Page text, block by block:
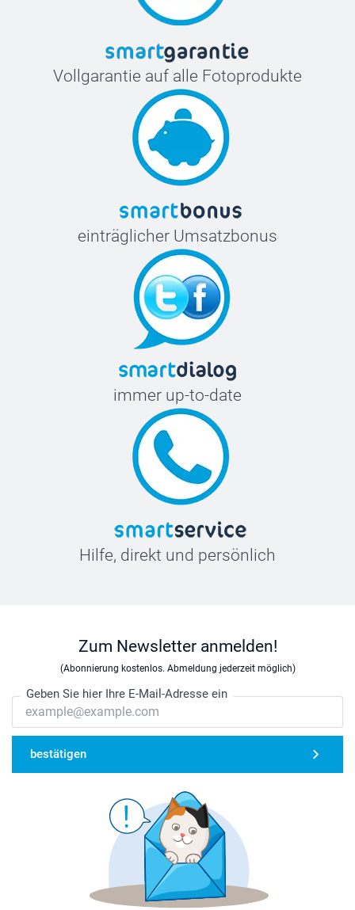
Vollgarantie auf alle Fotoprodukte
einträglicher Umsatzbonus
immer up-to-date
Hilfe, direkt und persönlich
Zum Newsletter anmelden!
(Abonnierung kostenlos. Abmeldung jederzeit möglich)
Geben Sie hier Ihre E-Mail-Adresse ein
bestätigen